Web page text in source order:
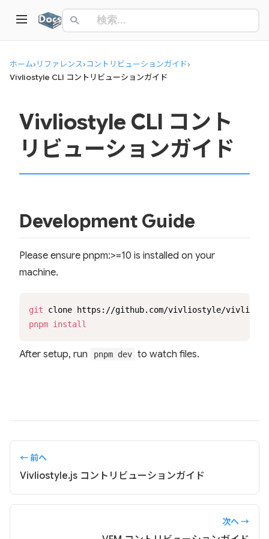
ホーム› リファレンス›コントリビューションガイド›
Vivliostyle CLI コントリビューションガイド
Vivliostyle CLI コント
リビューションガイド
Development Guide
Please ensure pnpm:>=10 is installed on your
machine.
git clone https://github.com/vivliostyle/
pnpm install
After setup, run pnpm dev to watch files.
← 前へ
Vivliostyle.js コントリビューションガイド
次へ →